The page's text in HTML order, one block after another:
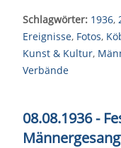
Schlagwörter: 1936,
Ereignisse, Fotos,
Kunst & Kultur,
Verbände
08.08.1936 -